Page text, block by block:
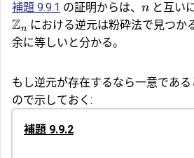
補題 9.9.1 の証明からは、 n と互い
Zn における逆元は粉砕法で見つか
余に等しいと分かる。
もし逆元が存在するなら一意であ
ので示しておく:
補題 9.9.2